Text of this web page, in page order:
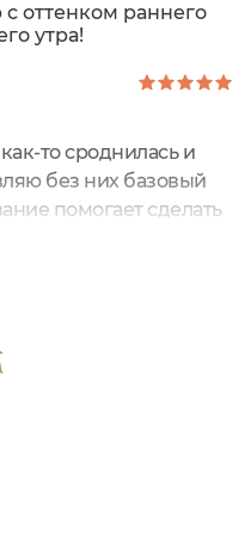
оттенком раннего
утра!
то сроднилась и
без них базовый
помогает сделать
использую вместо
Солнечный
сравню...